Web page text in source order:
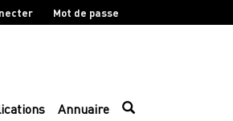
Mot de passe
Annuaire